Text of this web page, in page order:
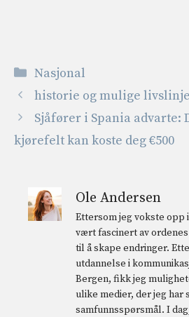
Kategorier
Nasjonal
historie og mulige
Sjåfører i Spania advarte:
kjørefelt kan koste deg €500
Ole Andersen
Ettersom jeg vokste opp
vært fascinert av
til å skape endringer.
utdannelse i
Bergen, fikk jeg
ulike medier, der jeg har
samfunnsspørsmål. I